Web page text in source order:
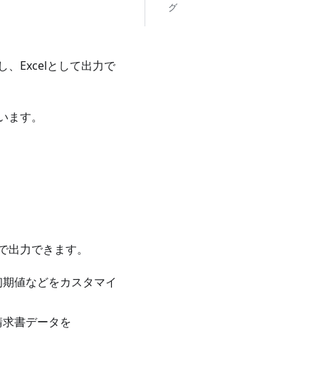
、Excelとして出力で
す。
力できます。
値などをカスタマイ
書データを
グ